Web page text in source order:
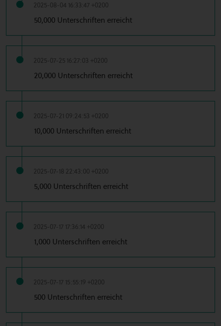
2025-08-04 16:33:47 +0200
50,000 Unterschriften erreicht
2025-07-25 16:27:03 +0200
20,000 Unterschriften erreicht
2025-07-21 09:24:53 +0200
10,000 Unterschriften erreicht
2025-07-18 22:43:00 +0200
5,000 Unterschriften erreicht
2025-07-17 17:36:14 +0200
1,000 Unterschriften erreicht
2025-07-17 15:55:19 +0200
500 Unterschriften erreicht